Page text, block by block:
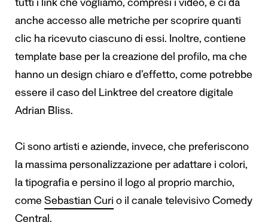
tutti i link che vogliamo, compresi i video, e ci dà
anche accesso alle metriche per scoprire quanti
clic ha ricevuto ciascuno di essi. Inoltre, contiene
template base per la creazione del profilo, ma che
hanno un design chiaro e d’effetto, come potrebbe
essere il caso del Linktree del creatore digitale
Adrian Bliss.
Ci sono artisti e aziende, invece, che preferiscono
la massima personalizzazione per adattare i colori,
la tipografia e persino il logo al proprio marchio,
come Sebastian Curi o il canale televisivo Comedy